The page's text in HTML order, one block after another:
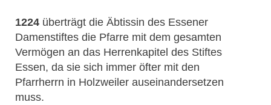
1224 überträgt die Äbtissin des Essener
Damenstiftes die Pfarre mit dem gesamten
Vermögen an das Herrenkapitel des Stiftes
Essen, da sie sich immer öfter mit den
Pfarrherrn in Holzweiler auseinandersetzen
muss.